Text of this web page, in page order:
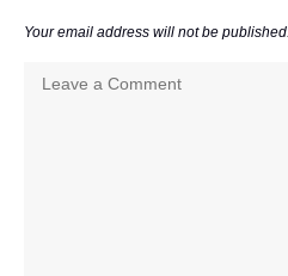
Your email address will not be published.